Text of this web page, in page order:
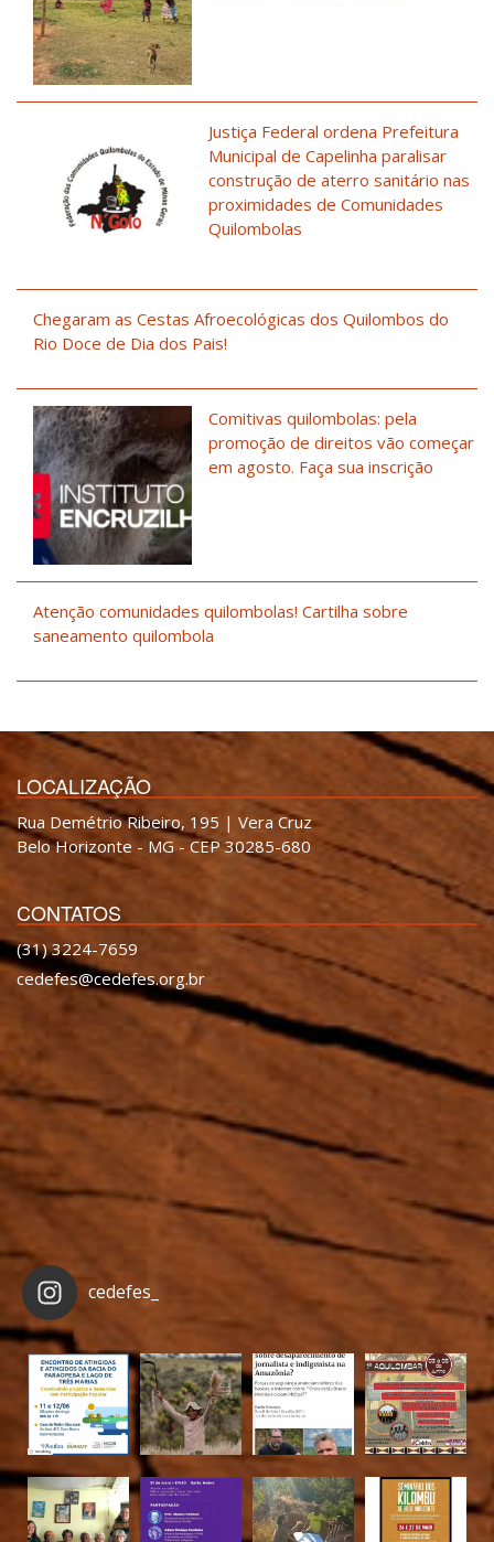
Justiça Federal ordena Prefeitura
Municipal de Capelinha paralisar
construção de aterro sanitário nas
proximidades de Comunidades
Quilombolas
Chegaram as Cestas Afroecológicas dos Quilombos do
Rio Doce de Dia dos Pais!
Comitivas quilombolas: pela
promoção de direitos vão começar
em agosto. Faça sua inscrição
Atenção comunidades quilombolas! Cartilha sobre
saneamento quilombola
LOCALIZAÇÃO
Rua Demétrio Ribeiro, 195 | Vera Cruz
Belo Horizonte - MG - CEP 30285-680
CONTATOS
(31) 3224-7659
cedefes@cedefes.org.br
cedefes_